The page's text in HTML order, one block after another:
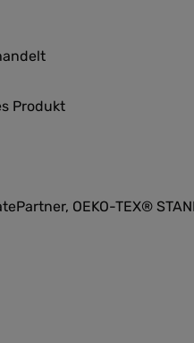
Produkt
OEKO-TEX®